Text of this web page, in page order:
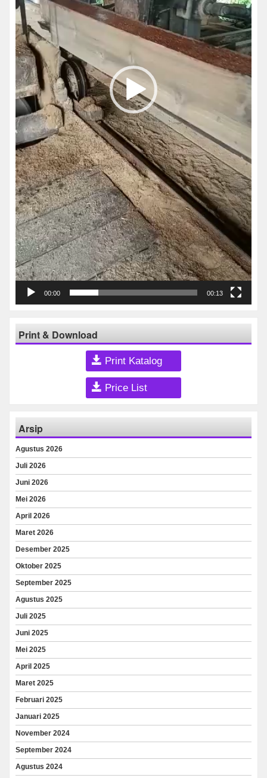
00:00 00:13
Print & Download
Print Katalog
Price List
Arsip
Agustus 2026
Juli 2026
Juni 2026
Mei 2026
April 2026
Maret 2026
Desember 2025
Oktober 2025
September 2025
Agustus 2025
Juli 2025
Juni 2025
Mei 2025
April 2025
Maret 2025
Februari 2025
Januari 2025
November 2024
September 2024
Agustus 2024